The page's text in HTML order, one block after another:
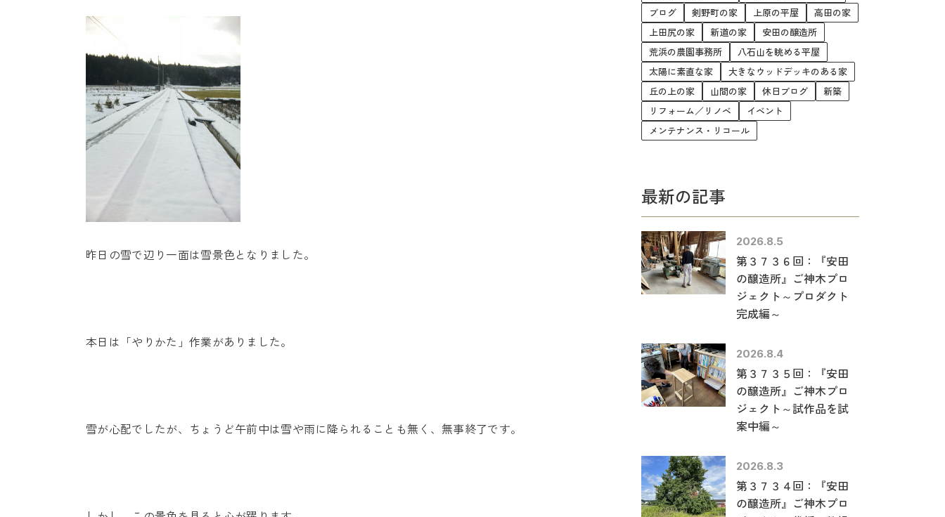
昨日の雪で辺り一面は雪景色となりました。
本日は「やりかた」作業がありました。
雪が心配でしたが、ちょうど午前中は雪や雨に降られることも無く、無事終了です。
ブログ
剣野町の家 上原の平屋
高田の家
上田尻の家
新道の家
安田の醸造所
荒浜の農園事務所
八石山を眺める平屋
太陽に素直な家
大きなウッドデッキのある家
丘の上の家
山間の家 休日ブログ
新築
リフォーム／リノベ
イベント
メンテナンス・リコール
最新の記事
2026.8.5
第３７３６回：『安田
の醸造所』ご神木プロ
ジェクト～プロダクト
完成編～
2026.8.4
第３７３５回：『安田
の醸造所』ご神木プロ
ジェクト～試作品を試
案中編～
2026.8.3
第３７３４回：『安田
の醸造所』ご神木プロ